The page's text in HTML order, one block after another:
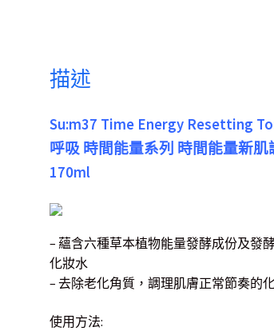
描述
Su:m37 Time Energy Resetting
呼吸 時間能量系列 時間能量新
170ml
– 蘊含六種草本植物能量發酵成份及發
化妝水
– 去除老化角質，調理肌膚正常節奏的
使用方法: